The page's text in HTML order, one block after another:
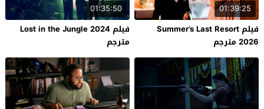
01:39:25
فيلم Summer’s Last Resort
2026 مترجم
01:35:50
فيلم Lost in the Jungle 2024
مترجم